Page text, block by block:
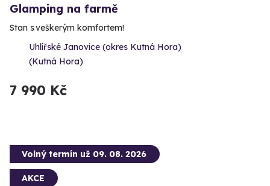
Glamping na farmě
Stan s veškerým komfortem!
Uhlířské Janovice (okres Kutná Hora)
(Kutná Hora)
7 990 Kč
Volný termín už 09. 08. 2026
AKCE